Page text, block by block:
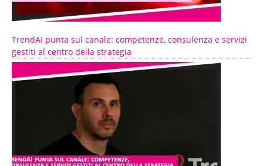
TrendAI punta sul canale: competenze, consulenza e servizi
gestiti al centro della strategia